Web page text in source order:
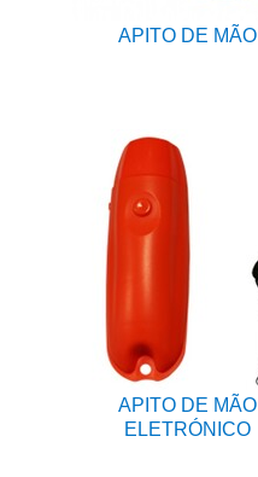
APITO DE MÃO
APITO DE MÃO
ELETRÓNICO